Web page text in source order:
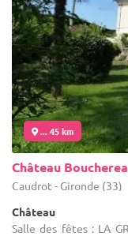
... 45 km
Château
Caudrot - Gironde (33)
Château
Salle des fêtes : LA